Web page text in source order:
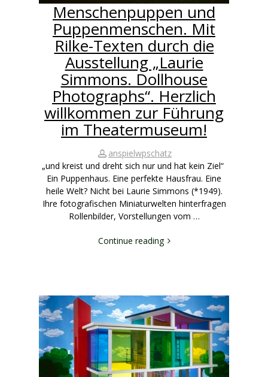
Menschenpuppen und
Puppenmenschen. Mit
Rilke-Texten durch die
Ausstellung „Laurie
Simmons. Dollhouse
Photographs“. Herzlich
willkommen zur Führung
im Theatermuseum!
anspielwpschatz
„und kreist und dreht sich nur und hat kein Ziel“
Ein Puppenhaus. Eine perfekte Hausfrau. Eine
heile Welt? Nicht bei Laurie Simmons (*1949).
Ihre fotografischen Miniaturwelten hinterfragen
Rollenbilder, Vorstellungen vom …
Continue reading